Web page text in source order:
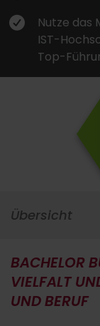
Nutze
IST-
Top-
Übersicht
BACHELOR
VIELFALT
UND BERUF